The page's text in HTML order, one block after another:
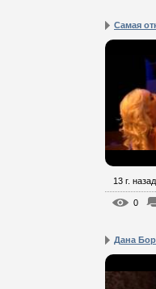
Самая
13 г. назад
0
Дана